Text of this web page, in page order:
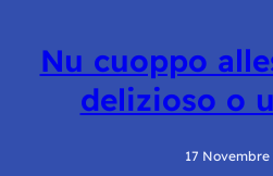
Nu cuoppo
delizioso o
17 Novembre